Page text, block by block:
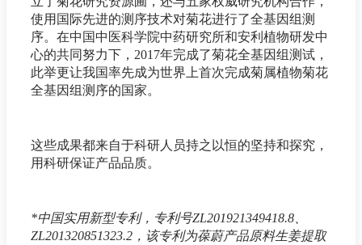
使用国际先进的测序技术对菊花进行了全基因组测
序。在中国中医科学院中药研究所和安利植物研发中
心的共同努力下，2017年完成了菊花全基因组测试，
此举更让我国率先成为世界上首次完成菊属植物菊花
全基因组测序的国家。
这些成果都来自于科研人员持之以恒的坚持和探究，
用科研保证产品品质。
*中国实用新型专利，专利号ZL201921349418.8、
ZL201320851323.2，该专利为葆蔚产品原料生姜提取